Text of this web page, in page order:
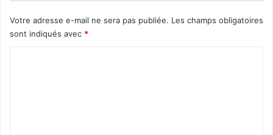
Votre adresse e-mail ne sera pas publiée. Les champs obligatoires
sont indiqués avec *